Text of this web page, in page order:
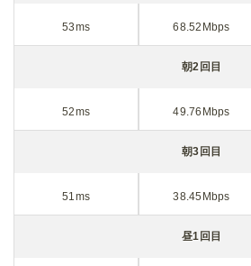
53ms 68.52Mbps
朝2回目
52ms 49.76Mbps
朝3回目
51ms 38.45Mbps
昼1回目